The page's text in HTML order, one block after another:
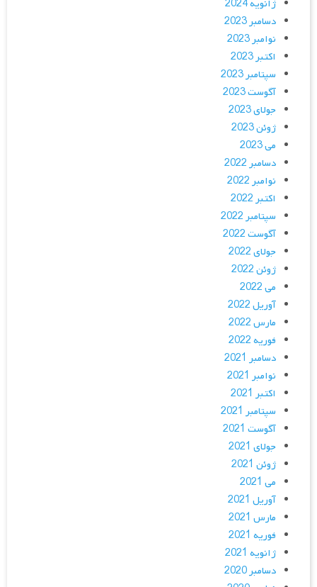
ژانویه 2024
دسامبر 2023
نوامبر 2023
اکتبر 2023
سپتامبر 2023
آگوست 2023
جولای 2023
ژوئن 2023
می 2023
دسامبر 2022
نوامبر 2022
اکتبر 2022
سپتامبر 2022
آگوست 2022
جولای 2022
ژوئن 2022
می 2022
آوریل 2022
مارس 2022
فوریه 2022
دسامبر 2021
نوامبر 2021
اکتبر 2021
سپتامبر 2021
آگوست 2021
جولای 2021
ژوئن 2021
می 2021
آوریل 2021
مارس 2021
فوریه 2021
ژانویه 2021
دسامبر 2020